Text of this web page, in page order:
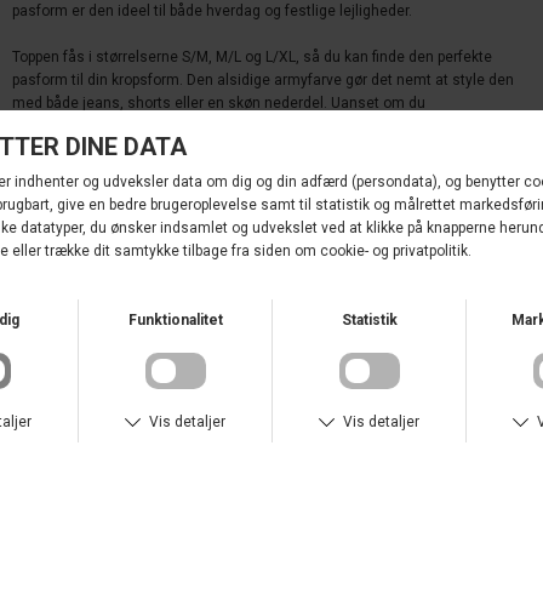
pasform er den ideel til både hverdag og festlige lejligheder.
Toppen fås i størrelserne S/M, M/L og L/XL, så du kan finde den perfekte
pasform til din kropsform. Den alsidige armyfarve gør det nemt at style den
med både jeans, shorts eller en skøn nederdel. Uanset om du
sikkert blive et favoritvalg i din garderobe.
Materialer: 97% Cotton, 3% Elastane
Størrelsesguide - Klik her
41164-Army
TILFØJ TIL ØNSKESKYEN